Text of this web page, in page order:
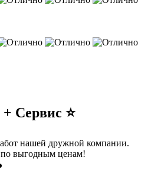
Сервис ⭐️
нашей дружной компании.
выгодным ценам!